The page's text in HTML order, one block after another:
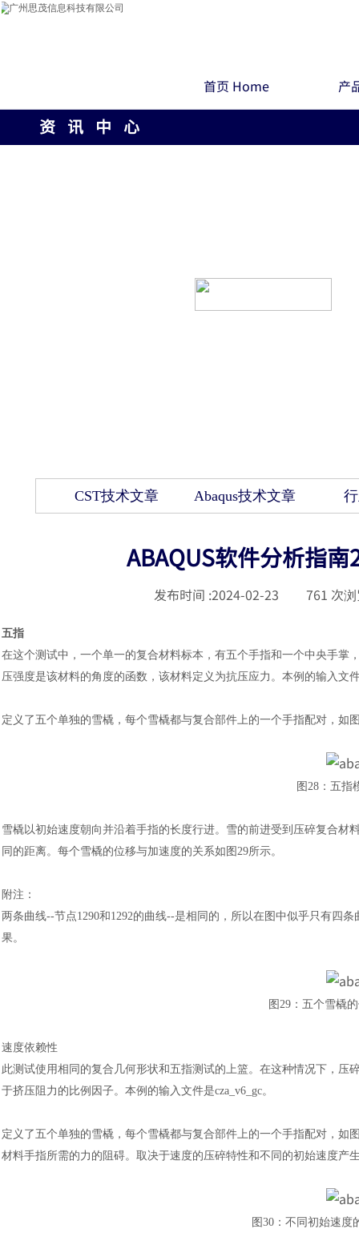
首页 Home 产
资 讯 中 心
CST技术文章 Abaqus技术文章
ABAQUS软件分析指
发布时间 :2024-02-23 761 次
五指
在这个测试中，一个单一的复合材料标本，有五个手指和一个中央手掌
压强度是该材料的角度的函数，该材料定义为抗压应力。本例的输入文
定义了五个单独的雪橇，每个雪橇都与复合部件上的一个手指配对，如
图 28： 五指
雪橇以初始速度朝向并沿着手指的长度行进。雪的前进受到压碎复合
同的距离。每个雪橇的位移与加速度的关系如图 29所示。
附注 ：
两条曲线--节点1290和1292的曲线--是相同的，所以在图中似乎只有四
果。
图 29： 五个雪橇
速度依赖性
此测试使用相同的复合几何形状和五指测试的上篮。在这种情况下，
于挤压阻力的比例因子。本例的输入文件是cza_v6_gc。
定义了五个单独的雪橇，每个雪橇都与复合部件上的一个手指配对，如
材料手指所需的力的阻碍。取决于速度的压碎特性和不同的初始速度产
图 30： 不同初始速度